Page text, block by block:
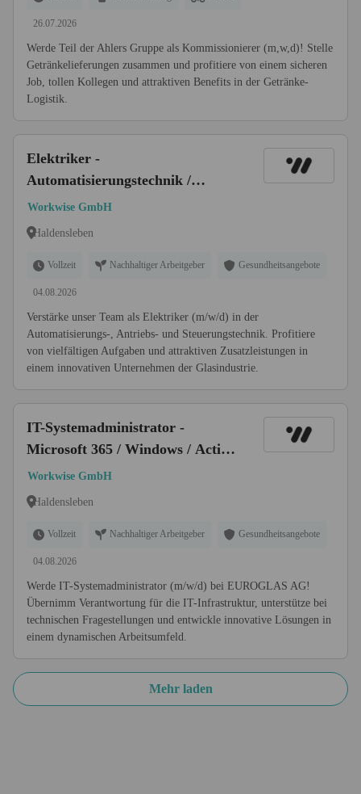
26.07.2026
Werde Teil der Ahlers Gruppe als Kommissionierer (m,w,d)! Stelle
Getränkelieferungen zusammen und profitiere von einem sicheren
Job, tollen Kollegen und attraktiven Benefits in der Getränke-
Logistik.
Elektriker -
Automatisierungstechnik /
Antriebstechnik /
Steuerungstechnik(m/w/d)
Workwise GmbH
Haldensleben
Vollzeit Nachhaltiger Arbeitgeber Gesundheitsangebote
04.08.2026
Verstärke unser Team als Elektriker (m/w/d) in der
Automatisierungs-, Antriebs- und Steuerungstechnik. Profitiere
von vielfältigen Aufgaben und attraktiven Zusatzleistungen in
einem innovativen Unternehmen der Glasindustrie.
IT-Systemadministrator -
Microsoft 365 / Windows / Active
Directory (m/w/d)
Workwise GmbH
Haldensleben
Vollzeit Nachhaltiger Arbeitgeber Gesundheitsangebote
04.08.2026
Werde IT-Systemadministrator (m/w/d) bei EUROGLAS AG!
Übernimm Verantwortung für die IT-Infrastruktur, unterstütze bei
technischen Fragestellungen und entwickle innovative Lösungen in
einem dynamischen Arbeitsumfeld.
Mehr laden